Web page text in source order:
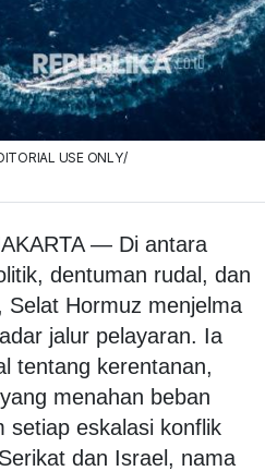
USE ONLY/
— Di antara
dentuman rudal, dan
Hormuz menjelma
jalur pelayaran. Ia
tentang kerentanan,
menahan beban
setiap eskalasi konflik
dan Israel, nama